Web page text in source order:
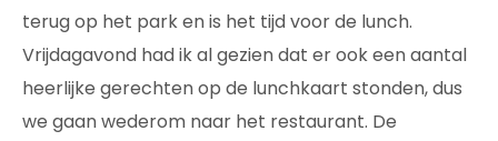
terug op het park en is het tijd voor de lunch.
Vrijdagavond had ik al gezien dat er ook een aantal
heerlijke gerechten op de lunchkaart stonden, dus
we gaan wederom naar het restaurant. De